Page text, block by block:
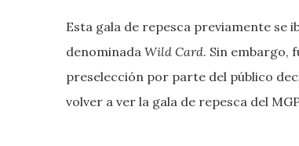
Esta gala de repesca previamente se
denominada Wild Card. Sin embargo,
preselección por parte del público
volver a ver la gala de repesca del